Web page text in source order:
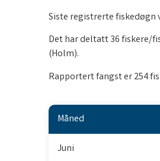
Siste registrerte fiskedøgn
Det har deltatt 36 fiskere/
(Holm).
Rapportert fangst er 254
Måned
Juni